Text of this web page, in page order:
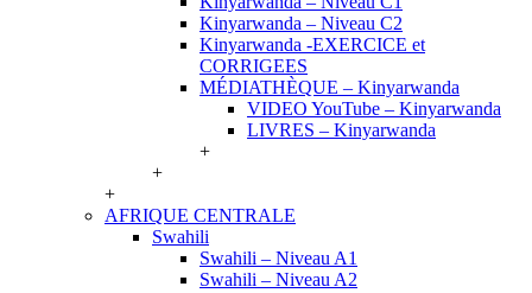
Kinyarwanda – Niveau C2
Kinyarwanda -EXERCICE et
CORRIGEES
MÉDIATHÈQUE – Kinyarwanda
VIDEO YouTube – Kinyarwanda
LIVRES – Kinyarwanda
+
+
+
AFRIQUE CENTRALE
Swahili
Swahili – Niveau A1
Swahili – Niveau A2